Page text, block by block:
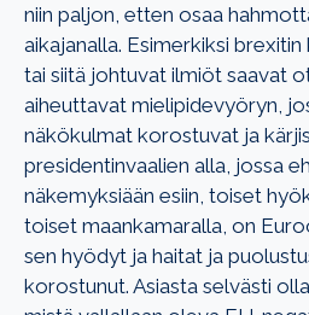
niin paljon, etten osaa
aikajanalla. Esimerkiksi
tai siitä johtuvat ilmiöt saavat
aiheuttavat mielipidevyöryn,
näkökulmat korostuvat ja
presidentinvaalien alla, jossa
näkemyksiään esiin, toiset
toiset maankamaralla, on
sen hyödyt ja haitat ja
korostunut. Asiasta selvästi